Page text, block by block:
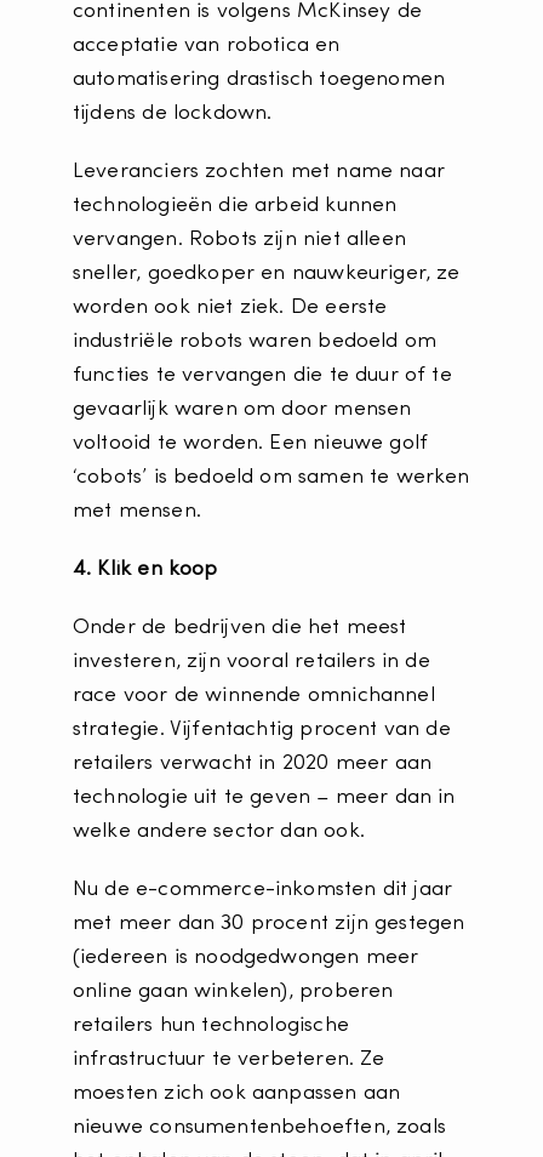
continenten is volgens McKinsey de
acceptatie van robotica en
automatisering drastisch toegenomen
tijdens de lockdown.
Leveranciers zochten met name naar
technologieën die arbeid kunnen
vervangen. Robots zijn niet alleen
sneller, goedkoper en nauwkeuriger, ze
worden ook niet ziek. De eerste
industriële robots waren bedoeld om
functies te vervangen die te duur of te
gevaarlijk waren om door mensen
voltooid te worden. Een nieuwe golf
‘cobots’ is bedoeld om samen te werken
met mensen.
4. Klik en koop
Onder de bedrijven die het meest
investeren, zijn vooral retailers in de
race voor de winnende omnichannel
strategie. Vijfentachtig procent van de
retailers verwacht in 2020 meer aan
technologie uit te geven – meer dan in
welke andere sector dan ook.
Nu de e-commerce-inkomsten dit jaar
met meer dan 30 procent zijn gestegen
(iedereen is noodgedwongen meer
online gaan winkelen), proberen
retailers hun technologische
infrastructuur te verbeteren. Ze
moesten zich ook aanpassen aan
nieuwe consumentenbehoeften, zoals